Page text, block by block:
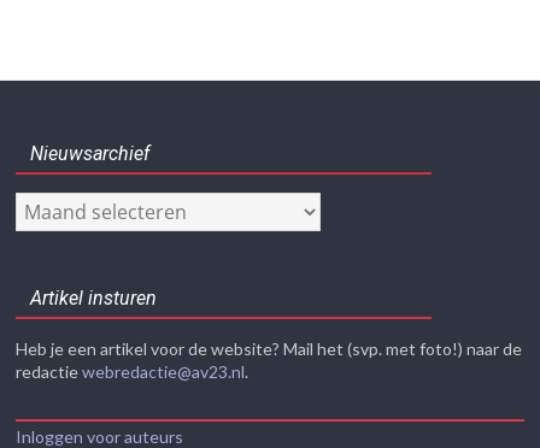
Nieuwsarchief
Nieuwsarchief
Artikel insturen
Heb je een artikel voor de website? Mail het (svp. met foto!) naar de
redactiewebredactie@av23.nl.
Inloggen voor auteurs